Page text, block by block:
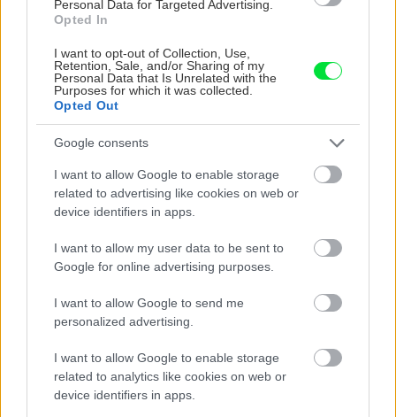
Personal Data for Targeted Advertising.
Opted In
I want to opt-out of Collection, Use,
Retention, Sale, and/or Sharing of my
Personal Data that Is Unrelated with the
Purposes for which it was collected.
Opted Out
Google consents
I want to allow Google to enable storage
related to advertising like cookies on web or
device identifiers in apps.
I want to allow my user data to be sent to
Google for online advertising purposes.
I want to allow Google to send me
personalized advertising.
I want to allow Google to enable storage
related to analytics like cookies on web or
device identifiers in apps.
Na Morave prerobila
starú chalupu na
nepoznanie: Keď
že nie ste v Toskánsku
S motorovou pílou sa
dokáže aj podpísať.
montovaný domček v
duchu tradícií